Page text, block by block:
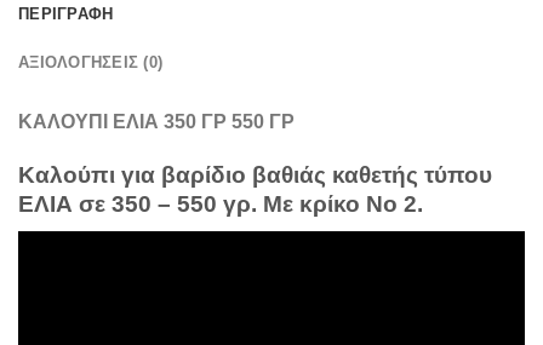
ΠΕΡΙΓΡΑΦΉ
ΑΞΙΟΛΟΓΉΣΕΙΣ (0)
ΚΑΛΟΥΠΙ ΕΛΙΑ 350 ΓΡ 550 ΓΡ
Καλούπι για βαρίδιο βαθιάς καθετής τύπου
ΕΛΙΑ σε 350 – 550 γρ. Με κρίκο Νο 2.